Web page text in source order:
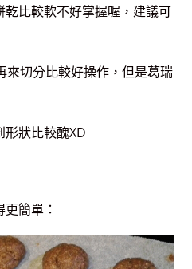
比較軟不好掌握喔，建議可
來切分比較好操作，但是葛瑞
狀比較醜XD
簡單：